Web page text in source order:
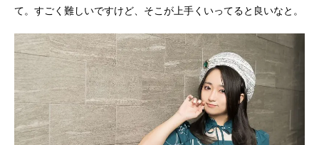
て。すごく難しいですけど、そこが上手くいってると良いなと。